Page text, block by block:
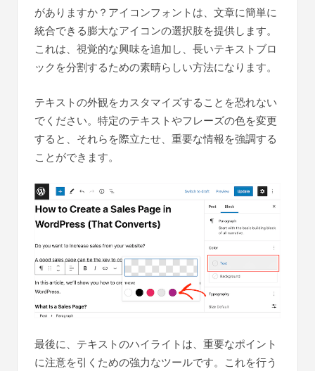
がありますか？アイコンフォントは、文章に簡単に
統合できる膨大なアイコンの選択肢を提供します。
これは、視覚的な興味を追加し、長いテキストブロ
ックを分割するための素晴らしい方法になります。
テキストの外観をカスタマイズすることを恐れない
でください。特定のテキストやフレーズの色を変更
すると、それらを際立たせ、重要な情報を強調する
ことができます。
最後に、テキストのハイライトは、重要なポイント
に注意を引くための強力なツールです。これを行う